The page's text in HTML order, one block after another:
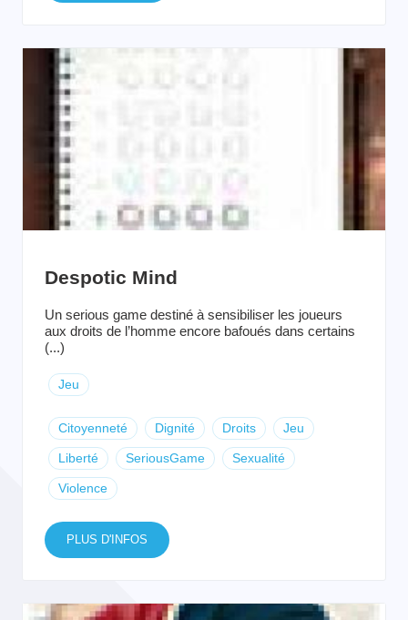
Despotic Mind
Un serious game destiné à sensibiliser les joueurs
aux droits de l’homme encore bafoués dans certains
(...)
Jeu
Citoyenneté Dignité Droits Jeu
Liberté SeriousGame Sexualité
Violence
PLUS D'INFOS